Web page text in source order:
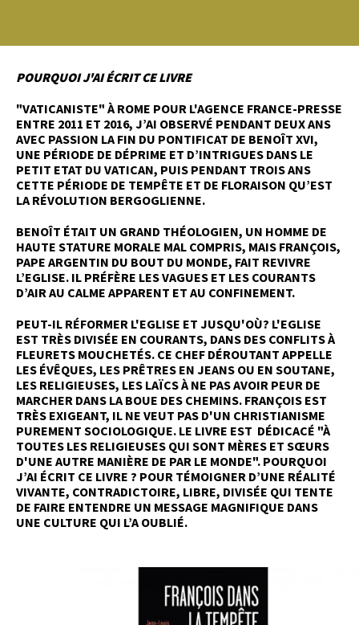
POURQUOI J'AI ÉCRIT CE LIVRE
"VATICANISTE" À ROME POUR L'AGENCE FRANCE-PRESSE
ENTRE 2011 ET 2016, J’AI OBSERVÉ PENDANT DEUX ANS
AVEC PASSION LA FIN DU PONTIFICAT DE BENOÎT XVI,
UNE PÉRIODE DE DÉPRIME ET D’INTRIGUES DANS LE
PETIT ETAT DU VATICAN, PUIS PENDANT TROIS ANS
CETTE PÉRIODE DE TEMPÊTE ET DE FLORAISON QU’EST
LA RÉVOLUTION BERGOGLIENNE.
BENOÎT ÉTAIT UN GRAND THÉOLOGIEN, UN HOMME DE
HAUTE STATURE MORALE MAL COMPRIS, MAIS FRANÇOIS,
PAPE ARGENTIN DU BOUT DU MONDE, FAIT REVIVRE
L’EGLISE. IL PRÉFÈRE LES VAGUES ET LES COURANTS
D’AIR AU CALME APPARENT ET AU CONFINEMENT.
PEUT-IL RÉFORMER L'EGLISE ET JUSQU'OÙ? L'EGLISE
EST TRÈS DIVISÉE EN COURANTS, DANS DES CONFLITS À
FLEURETS MOUCHETÉS. CE CHEF DÉROUTANT APPELLE
LES ÉVÊQUES, LES PRÊTRES EN JEANS OU EN SOUTANE,
LES RELIGIEUSES, LES LAÏCS À NE PAS AVOIR PEUR DE
MARCHER DANS LA BOUE DES CHEMINS. FRANÇOIS EST
TRÈS EXIGEANT, IL NE VEUT PAS D'UN CHRISTIANISME
PUREMENT SOCIOLOGIQUE. LE LIVRE EST DÉDICACÉ "À
TOUTES LES RELIGIEUSES QUI SONT MÈRES ET SŒURS
D'UNE AUTRE MANIÈRE DE PAR LE MONDE". POURQUOI
J’AI ÉCRIT CE LIVRE ? POUR TÉMOIGNER D’UNE RÉALITÉ
VIVANTE, CONTRADICTOIRE, LIBRE, DIVISÉE QUI TENTE
DE FAIRE ENTENDRE UN MESSAGE MAGNIFIQUE DANS
UNE CULTURE QUI L’A OUBLIÉ.